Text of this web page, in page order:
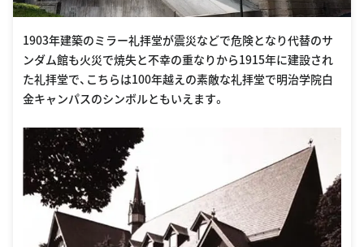
1903年建築のミラー礼拝堂が震災などで危険となり代替のサ
ンダム館も火災で焼失と不幸の重なりから1915年に建設され
た礼拝堂で、こちらは100年越えの素敵な礼拝堂で明治学院白
金キャンパスのシンボルともいえます。